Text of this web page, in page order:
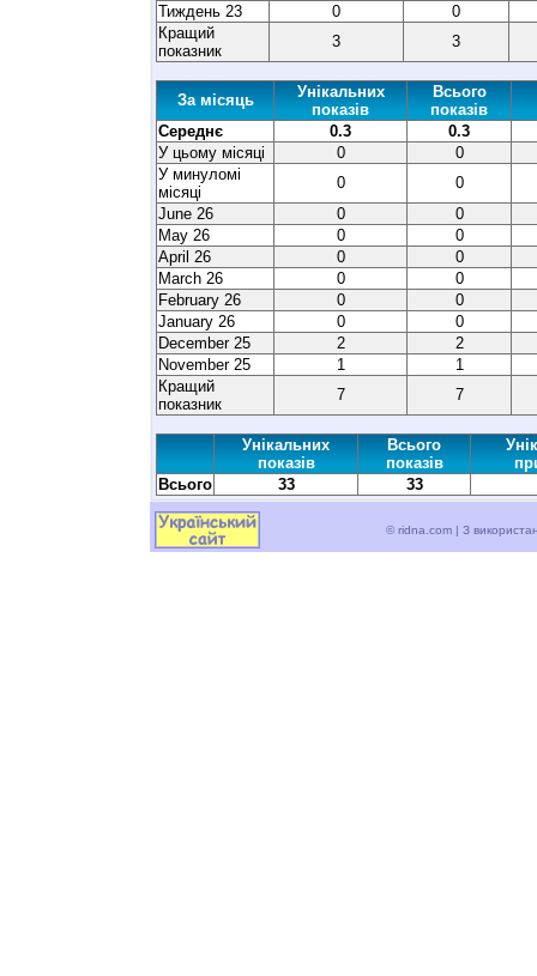
Тиждень 23
0
0
Кращий
показник
3 3
За місяць
Унікальних
показів
Всього
показів
Середнє
0.3
0.3
У цьому місяці
0
0
У минуломі
місяці
0
0
June 26
0
0
May 26
0
0
April 26
0
0
March 26
0
0
February 26
0
0
January 26
0
0
December 25
2
2
November 25
1
1
Кращий
показник
7 7
Унікальних
показів
Всього
показів
Всього
33 33
© ridna.com | З